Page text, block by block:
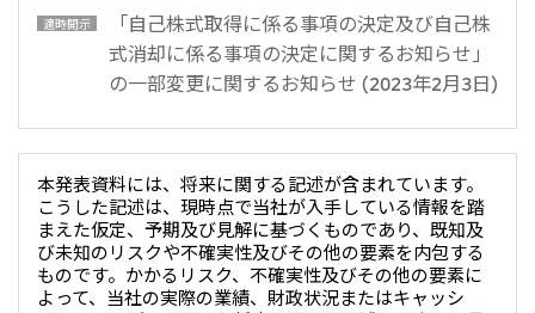
2026.8.4 適時開示
2027年3月期第1四半期決算
サステナビリティレポー
統合報告書
決算短信・決算情報 統合報告書
2026.8.4
2026.8.4 適時開示
従業員向け株式報酬制度の継続
米国三井物産株式会社
カナダ三井物産株式会社
中南米
チリ三井物産有限会社
ブラジル三井物産株式会社
適時開示
「自己株式取得に係る事項の決定及び自己株
式消却に係る事項の決定に関するお知らせ」
の一部変更に関するお知らせ (2023年2月3日)
本発表資料には、将来に関する記述が含まれています。
こうした記述は、現時点で当社が入手している情報を踏
まえた仮定、予期及び見解に基づくものであり、既知及
び未知のリスクや不確実性及びその他の要素を内包する
ものです。かかるリスク、不確実性及びその他の要素に
よって、当社の実際の業績、財政状況またはキャッシ